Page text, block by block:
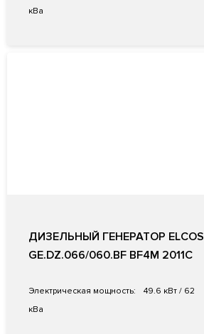
кВа
ДИЗЕЛЬНЫЙ ГЕНЕРАТОР ELCOS
GE.DZ.066/060.BF BF4M 2011C
Электрическая мощность:
49.6 кВт / 62
кВа